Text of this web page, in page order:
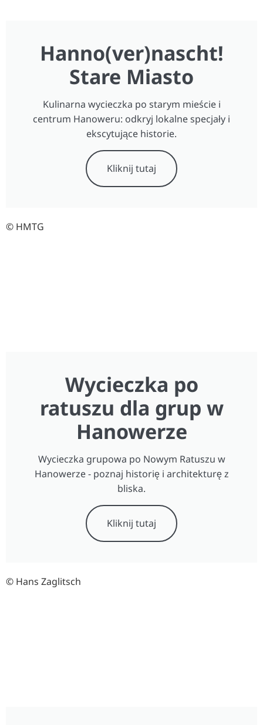
Hanno(ver)nascht!
Stare Miasto
Kulinarna wycieczka po starym mieście i
centrum Hanoweru: odkryj lokalne specjały i
ekscytujące historie.
Kliknij tutaj
© HMTG
Wycieczka po
ratuszu dla grup w
Hanowerze
Wycieczka grupowa po Nowym Ratuszu w
Hanowerze - poznaj historię i architekturę z
bliska.
Kliknij tutaj
© Hans Zaglitsch